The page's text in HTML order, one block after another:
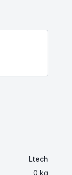
Ltech
0 kg